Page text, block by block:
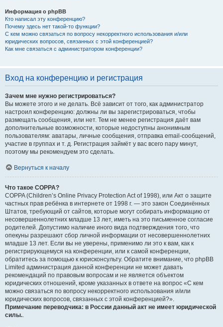
Информация о phpBB
Кто написал эту конференцию?
Почему здесь нет такой-то функции?
С кем можно связаться по вопросу некорректного использования и/или
юридических вопросов, связанных с этой конференцией?
Как мне связаться с администратором конференции?
Вход на конференцию и регистрация
Зачем мне нужно регистрироваться?
Вы можете этого и не делать. Всё зависит от того, как администратор
настроил конференцию: должны ли вы зарегистрироваться, чтобы
размещать сообщения, или нет. Тем не менее регистрация даёт вам
дополнительные возможности, которые недоступны анонимным
пользователям: аватары, личные сообщения, отправка email-сообщений,
участие в группах и т. д. Регистрация займёт у вас всего пару минут,
поэтому мы рекомендуем это сделать.
Вернуться к началу
Что такое COPPA?
COPPA (Children’s Online Privacy Protection Act of 1998), или Акт о защите
частных прав ребёнка в интернете от 1998 г. — это закон Соединённых
Штатов, требующий от сайтов, которые могут собирать информацию от
несовершеннолетних младше 13 лет, иметь на это письменное согласие
родителей. Допустимо наличие иного вида подтверждения того, что
опекуны разрешают сбор личной информации от несовершеннолетних
младше 13 лет. Если вы не уверены, применимо ли это к вам, как к
регистрирующемуся на конференции, или к самой конференции,
обратитесь за помощью к юрисконсульту. Обратите внимание, что phpBB
Limited администрация данной конференции не может давать
рекомендаций по правовым вопросам и не является объектом
юридических отношений, кроме указанных в ответе на вопрос «С кем
можно связаться по вопросу некорректного использования и/или
юридических вопросов, связанных с этой конференцией?».
Примечание переводчика: в России данный акт не имеет юридической
силы..